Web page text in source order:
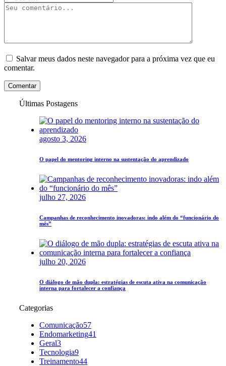
Salvar meus dados neste navegador para a próxima vez que eu
comentar.
Comentar
Últimas Postagens
agosto 3, 2026
O papel do mentoring interno na sustentação do aprendizado
julho 27, 2026
Campanhas de reconhecimento inovadoras: indo além do “funcionário do
mês”
julho 20, 2026
O diálogo de mão dupla: estratégias de escuta ativa na comunicação
interna para fortalecer a confiança
Categorias
Comunicação57
Endomarketing41
Geral3
Tecnologia9
Treinamento44